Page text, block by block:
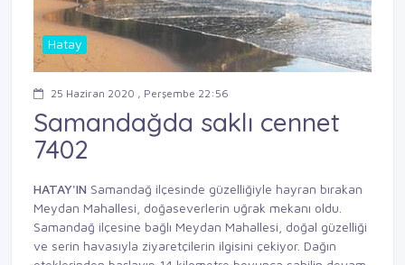
Hatay
25 Haziran 2020 , Perşembe 22:56
Samandağda saklı cennet
7402
HATAY'IN Samandağ ilçesinde güzelliğiyle hayran bırakan
Meydan Mahallesi, doğaseverlerin uğrak mekanı oldu.
Samandağ ilçesine bağlı Meydan Mahallesi, doğal güzelliği
ve serin havasıyla ziyaretçilerin ilgisini çekiyor. Dağın